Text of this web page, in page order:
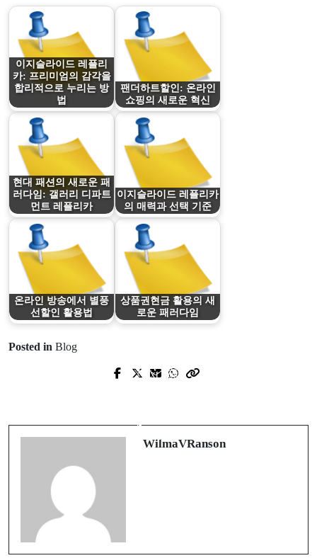
이지슬라이드 레플리
카: 프리미엄의 감각을
합리적으로 누리는 방
법
팬더하트할인: 온라인
쇼핑의 새로운 혁신
현대 패션의 새로운 패
러다임: 갤러리 디파트
먼트 레플리카
이지슬라이드 레플리카
의 매력과 선택 기준
온라인 방송에서 별풍
선할인 활용법
상품권현금 활용의 새
로운 패러다임
Posted in Blog
Prev Post
Aurora
Next Post
Market
WilmaVRanson